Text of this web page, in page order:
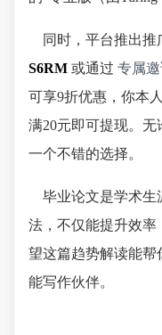
同时，平台推出
S6RM 或通过 专属
可享9折优惠，你本
满20元即可提现。
一个不错的选择。
毕业论文是学术生
法，不仅能提升效率
望这篇趋势解读能帮
能写作伙伴。